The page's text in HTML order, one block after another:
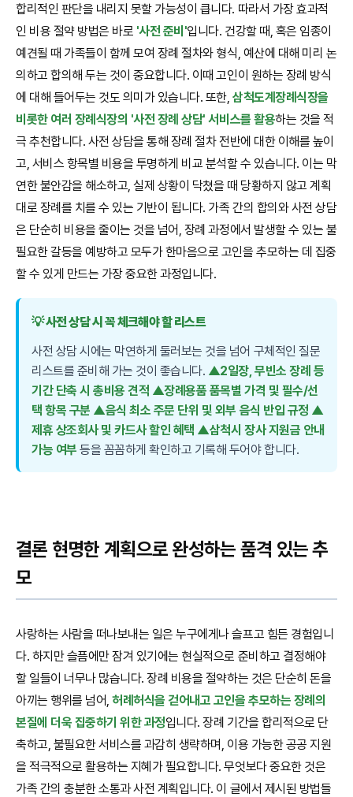
합리적인 판단을 내리지 못할 가능성이 큽니다. 따라서 가장 효과적
인 비용 절약 방법은 바로 '사전 준비'입니다. 건강할 때, 혹은 임종이
예견될 때 가족들이 함께 모여 장례 절차와 형식, 예산에 대해 미리 논
의하고 합의해 두는 것이 중요합니다. 이때 고인이 원하는 장례 방식
에 대해 들어두는 것도 의미가 있습니다. 또한,삼척도계장례식장을
비롯한 여러 장례식장의 '사전 장례 상담' 서비스를 활용하는 것을 적
극 추천합니다. 사전 상담을 통해 장례 절차 전반에 대한 이해를 높이
고, 서비스 항목별 비용을 투명하게 비교 분석할 수 있습니다. 이는 막
연한 불안감을 해소하고, 실제 상황이 닥쳤을 때 당황하지 않고 계획
대로 장례를 치를 수 있는 기반이 됩니다. 가족 간의 합의와 사전 상담
은 단순히 비용을 줄이는 것을 넘어, 장례 과정에서 발생할 수 있는 불
필요한 갈등을 예방하고 모두가 한마음으로 고인을 추모하는 데 집중
할 수 있게 만드는 가장 중요한 과정입니다.
💡 사전 상담 시 꼭 체크해야 할 리스트
사전 상담 시에는 막연하게 둘러보는 것을 넘어 구체적인 질문
리스트를 준비해 가는 것이 좋습니다. ▲2일장, 무빈소 장례 등
기간 단축 시 총비용 견적 ▲장례용품 품목별 가격 및 필수/선
택 항목 구분 ▲음식 최소 주문 단위 및 외부 음식 반입 규정 ▲
제휴 상조회사 및 카드사 할인 혜택 ▲삼척시 장사 지원금 안내
가능 여부 등을 꼼꼼하게 확인하고 기록해 두어야 합니다.
결론 현명한 계획으로 완성하는 품격 있는 추
모
사랑하는 사람을 떠나보내는 일은 누구에게나 슬프고 힘든 경험입니
다. 하지만 슬픔에만 잠겨 있기에는 현실적으로 준비하고 결정해야
할 일들이 너무나 많습니다. 장례 비용을 절약하는 것은 단순히 돈을
아끼는 행위를 넘어,허례허식을 걷어내고 고인을 추모하는 장례의
본질에 더욱 집중하기 위한 과정입니다. 장례 기간을 합리적으로 단
축하고, 불필요한 서비스를 과감히 생략하며, 이용 가능한 공공 지원
을 적극적으로 활용하는 지혜가 필요합니다. 무엇보다 중요한 것은
가족 간의 충분한 소통과 사전 계획입니다. 이 글에서 제시된 방법들